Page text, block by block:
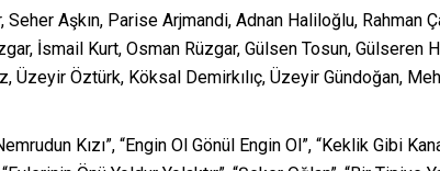
Seher Aşkın, Parise Arjmandi, Adnan Haliloğlu, Rahman
İsmail Kurt, Osman Rüzgar, Gülsen Tosun, Gülseren
Üzeyir Öztürk, Köksal Demirkılıç, Üzeyir Gündoğan,
Kızı”, “Engin Ol Gönül Engin Ol”, “Keklik Gibi